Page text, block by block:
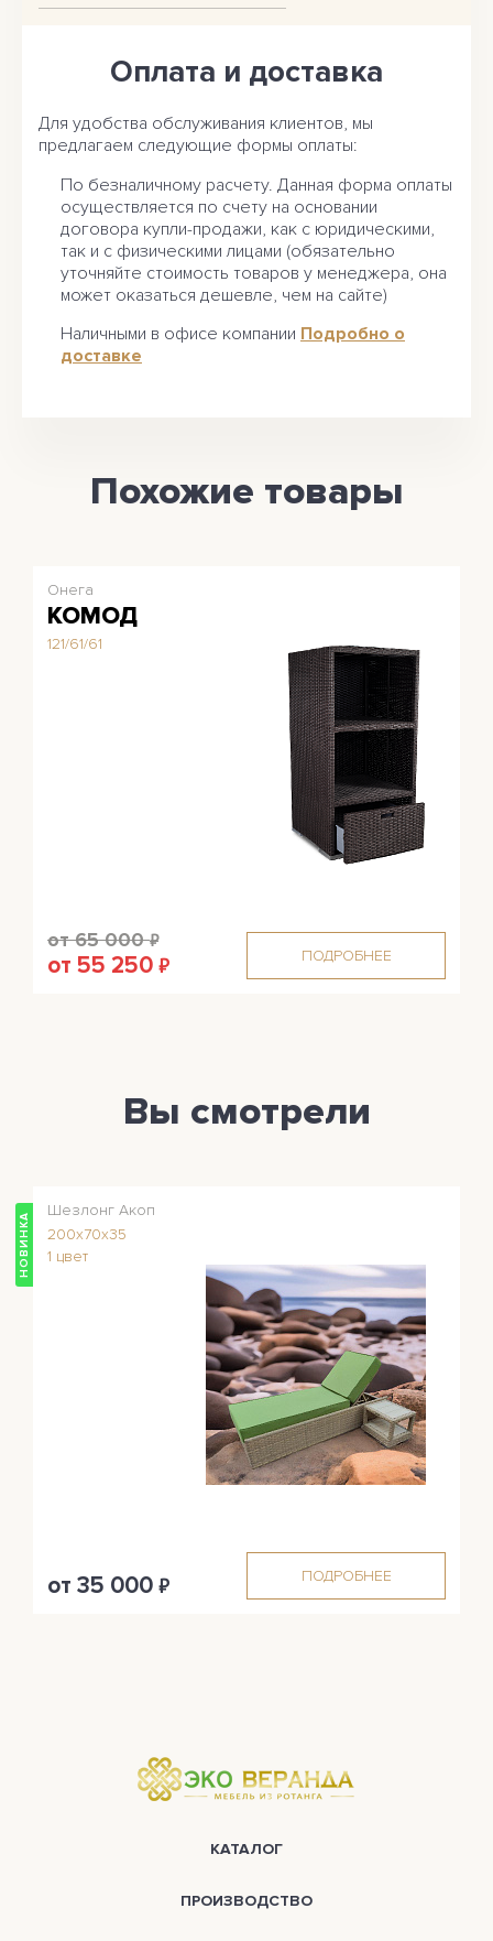
Оплата и доставка
Для удобства обслуживания клиентов, мы
предлагаем следующие формы оплаты:
По безналичному расчету. Данная форма оплаты
осуществляется по счету на основании
договора купли-продажи, как с юридическими,
так и с физическими лицами (обязательно
уточняйте стоимость товаров у менеджера, она
может оказаться дешевле, чем на сайте)
Наличными в офисе компании Подробно о
доставке
Похожие товары
ПОДРОБНЕЕ
Онега
КОМОД
121/61/61
от 65 000₽
от 55 250 ₽
Вы смотрели
НОВИНКА
ПОДРОБНЕЕ
Шезлонг Акоп
200x70x35
1 цвет
от 35 000 ₽
КАТАЛОГ
ПРОИЗВОДСТВО